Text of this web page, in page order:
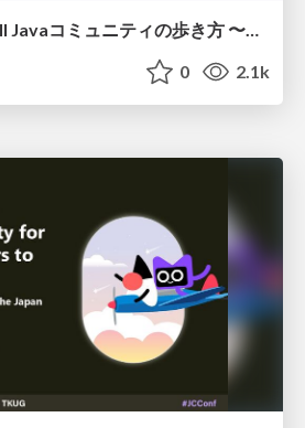
JJUG CCC 2025 Fall Javaコミュニティの歩き方 〜参加から貢献まで、すべて教えます〜
0 2.1k